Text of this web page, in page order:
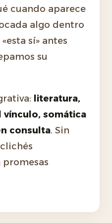
cuando aparece
algo dentro
sí» antes
su
literatura,
vínculo, somática
consulta. Sin